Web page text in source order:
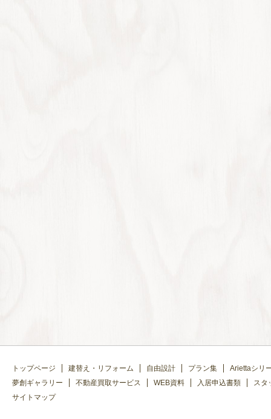
トップページ 建替え・リフォーム 自由設計 プラン集
Ariettaシリ
夢創ギャラリー
不動産買取サービス WEB資料 入居申込書類
スタ
サイトマップ